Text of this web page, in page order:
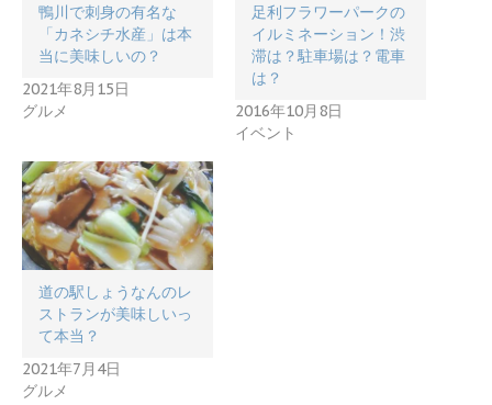
鴨川で刺身の有名な
「カネシチ水産」は本
当に美味しいの？
2021年8月15日
グルメ
足利フラワーパークの
イルミネーション！渋
滞は？駐車場は？電車
は？
2016年10月8日
イベント
道の駅しょうなんのレ
ストランが美味しいっ
て本当？
2021年7月4日
グルメ